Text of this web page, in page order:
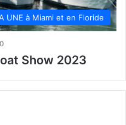
UNE à Miami et en Floride
0
Show 2023